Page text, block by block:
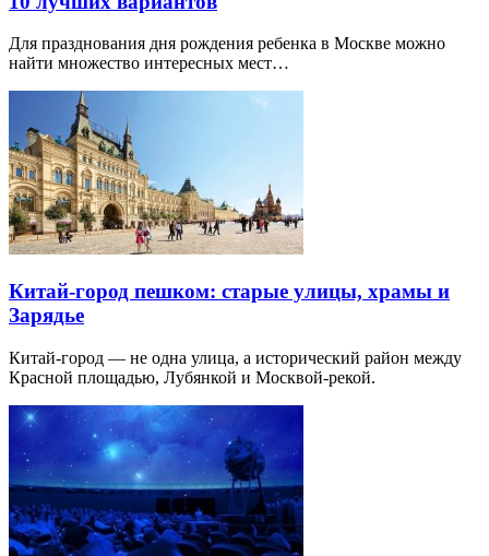
Для празднования дня рождения ребенка в Москве можно
найти множество интересных мест…
Китай-город пешком: старые улицы, храмы и
Зарядье
Китай-город — не одна улица, а исторический район между
Красной площадью, Лубянкой и Москвой-рекой.